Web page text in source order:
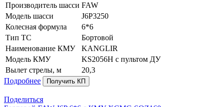
Производитель шасси FAW
Модель шасси
J6P3250
Колесная формула
6*6
Тип ТС
Бортовой
Наименование КМУ
KANGLIR
Модель КМУ
KS2056H c пультом ДУ
Вылет стрелы, м
20,3
Подробнее
Получить КП
Поделиться